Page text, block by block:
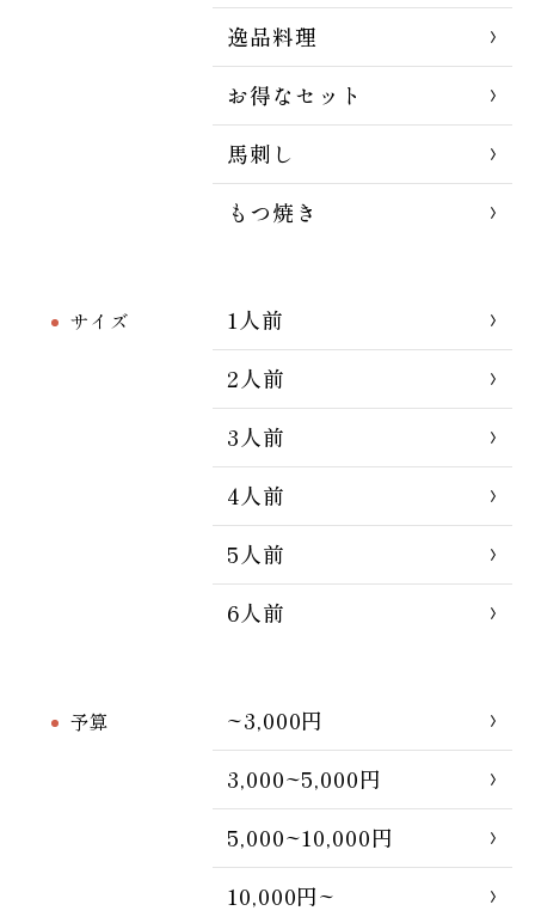
逸品料理
お得なセット
馬刺し
もつ焼き
サイズ
1人前
2人前
3人前
4人前
5人前
6人前
予算
~3,000円
3,000~5,000円
5,000~10,000円
10,000円~